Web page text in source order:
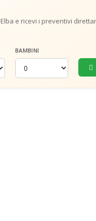
e ricevi i preventivi
BAMBINI